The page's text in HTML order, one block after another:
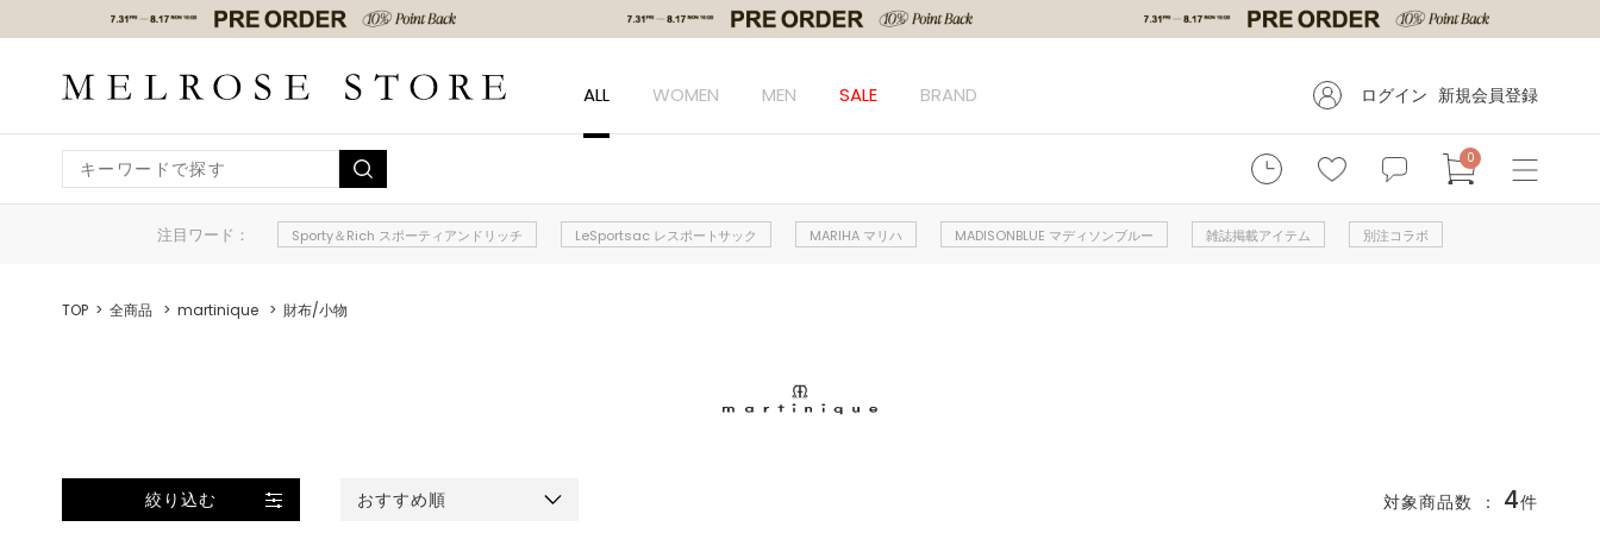
ALL WOMEN MEN SALE BRAND ログイン 新規会員登録
0
注目ワード： Sporty＆Rich スポーティアンドリッチ LeSportsac レスポートサック MARIHA マリハ MADISONBLUE マディソンブルー 雑誌掲載アイテム 別注コラボ
TOP 全商品 martinique 財布/小物
絞り込む おすすめ順 対象商品数 ： 4件